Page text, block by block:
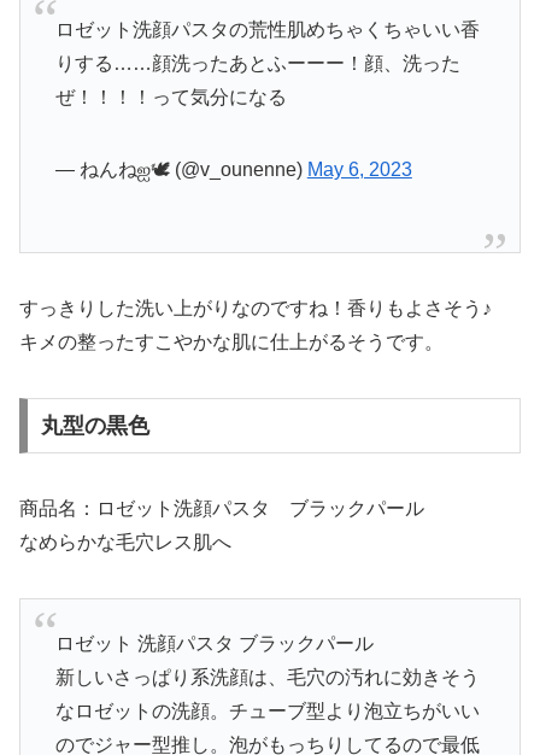
ロゼット洗顔パスタの荒性肌めちゃくちゃいい香
りする……顔洗ったあとふーーー！顔、洗った
ぜ！！！！って気分になる
— ねんねஐ🕊 (@v_ounenne) May 6, 2023
すっきりした洗い上がりなのですね！香りもよさそう♪
キメの整ったすこやかな肌に仕上がるそうです。
丸型の黒色
商品名：ロゼット洗顔パスタ ブラックパール
なめらかな毛穴レス肌へ
ロゼット 洗顔パスタ ブラックパール
新しいさっぱり系洗顔は、毛穴の汚れに効きそう
なロゼットの洗顔。チューブ型より泡立ちがいい
のでジャー型推し。泡がもっちりしてるので最低